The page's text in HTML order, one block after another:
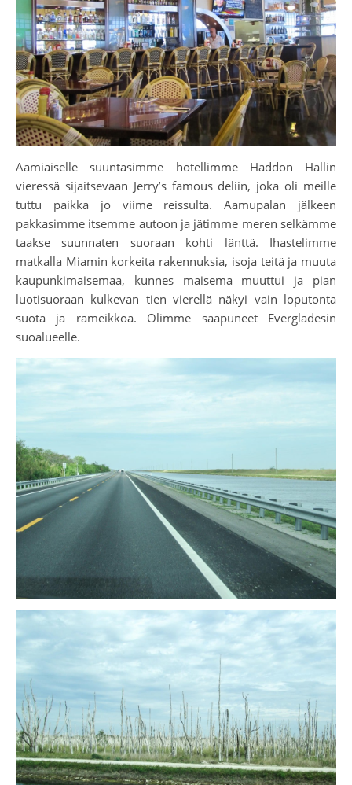
Aamiaiselle suuntasimme hotellimme Haddon Hallin
vieressä sijaitsevaan Jerry’s famous deliin, joka oli meille
tuttu paikka jo viime reissulta. Aamupalan jälkeen
pakkasimme itsemme autoon ja jätimme meren selkämme
taakse suunnaten suoraan kohti länttä. Ihastelimme
matkalla Miamin korkeita rakennuksia, isoja teitä ja muuta
kaupunkimaisemaa, kunnes maisema muuttui ja pian
luotisuoraan kulkevan tien vierellä näkyi vain loputonta
suota ja rämeikköä. Olimme saapuneet Evergladesin
suoalueelle.